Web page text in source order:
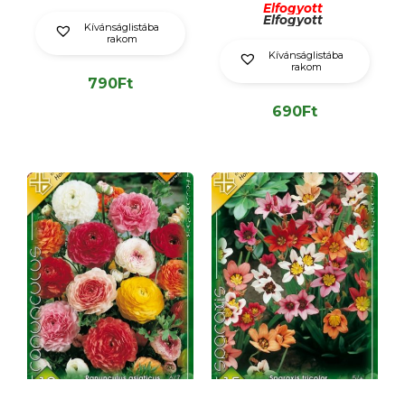
Kívánságlistába
rakom
790Ft
Elfogyott
Elfogyott
Kívánságlistába
rakom
690Ft